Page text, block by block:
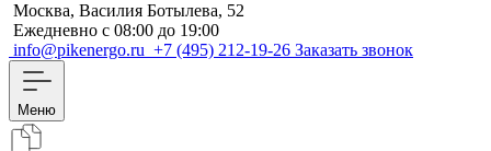
Москва, Василия Ботылева, 52
Ежедневно с 08:00 до 19:00
info@pikenergo.ru +7 (495) 212-19-26 Заказать звонок
Меню